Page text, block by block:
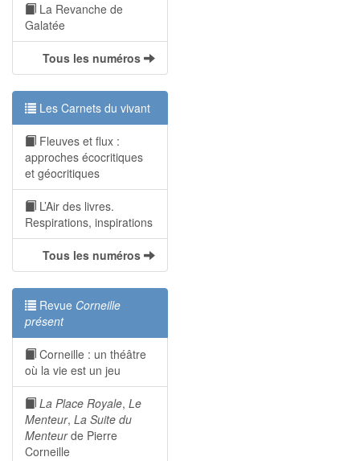
La Revanche de
Galatée
Tous les numéros
Les Carnets du vivant
Fleuves et flux :
approches écocritiques
et géocritiques
L’Air des livres.
Respirations, inspirations
Tous les numéros
Revue Corneille
présent
Corneille : un théâtre
où la vie est un jeu
La Place Royale, Le
Menteur, La Suite du
Menteurde Pierre
Corneille